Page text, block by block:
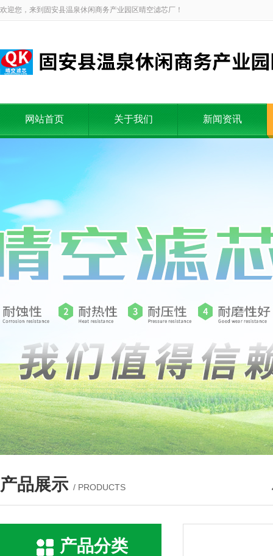
欢迎您，来到固安县温泉休闲商务产业园区晴空滤芯厂！
网站首页 关于我们 新闻资讯
产品展示 / PRODUCTS
产品分类